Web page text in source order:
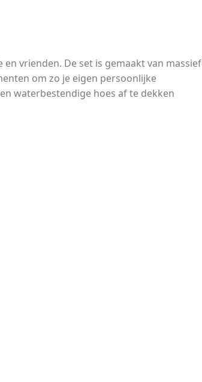
vrienden. De set is gemaakt van massief
om zo je eigen persoonlijke
waterbestendige hoes af te dekken